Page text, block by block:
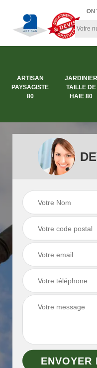
ON
ARTISAN
PAYSAGISTE
80
JARDINIER
TAILLE DE
HAIE 80
arbre
Entreprise